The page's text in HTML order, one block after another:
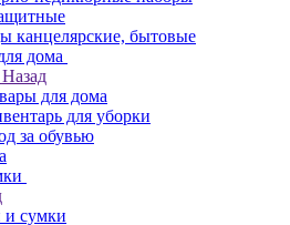
канцелярские, бытовые
дома
Назад
для дома
для уборки
за обувью
и сумки